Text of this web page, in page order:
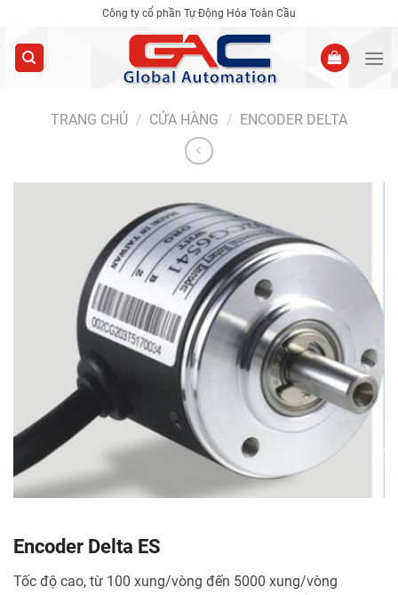
content
Công ty cổ phần Tự Động Hóa Toàn Cầu
TRANG CHỦ / CỬA HÀNG / ENCODER DELTA
Encoder Delta ES
Tốc độ cao, từ 100 xung/vòng đến 5000 xung/vòng